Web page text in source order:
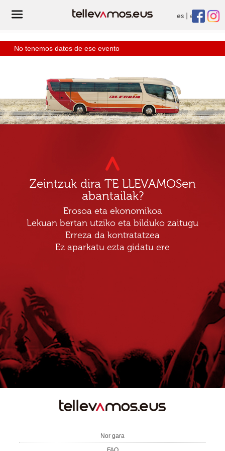
es eu
No tenemos datos de ese evento
Zeintzuk dira TE LLEVAMOSen
abantailak?
Erosoa eta ekonomikoa
Lekuan bertan utziko eta bilduko zaitugu
Erreza da kontratatzea
Ez aparkatu ezta gidatu ere
Nor gara